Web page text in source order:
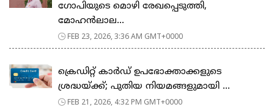
ഗോപിയുടെ മൊഴി രേഖപ്പെടുത്തി,
മോഹൻലാല...
FEB 23, 2026, 3:36 AM GMT+0000
ക്രെഡിറ്റ് കാർഡ് ഉപഭോക്താക്കളുടെ
ശ്രദ്ധയ്ക്ക്; പുതിയ നിയമങ്ങളുമായി ...
FEB 21, 2026, 4:32 PM GMT+0000